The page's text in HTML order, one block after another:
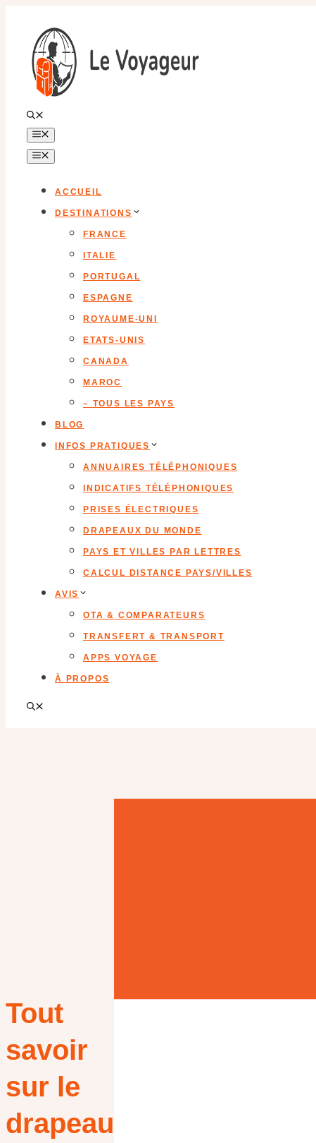
contenu
ACCUEIL
DESTINATIONS
FRANCE
ITALIE
PORTUGAL
ESPAGNE
ROYAUME-UNI
ETATS-UNIS
CANADA
MAROC
– TOUS LES PAYS
BLOG
INFOS PRATIQUES
ANNUAIRES TÉLÉPHONIQUES
INDICATIFS TÉLÉPHONIQUES
PRISES ÉLECTRIQUES
DRAPEAUX DU MONDE
PAYS ET VILLES PAR LETTRES
CALCUL DISTANCE PAYS/VILLES
AVIS
OTA & COMPARATEURS
TRANSFERT & TRANSPORT
APPS VOYAGE
À PROPOS
Tout
savoir
sur le
drapeau